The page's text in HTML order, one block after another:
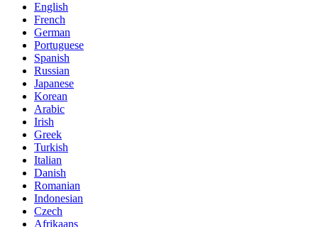
English
French
German
Portuguese
Spanish
Russian
Japanese
Korean
Arabic
Irish
Greek
Turkish
Italian
Danish
Romanian
Indonesian
Czech
Afrikaans